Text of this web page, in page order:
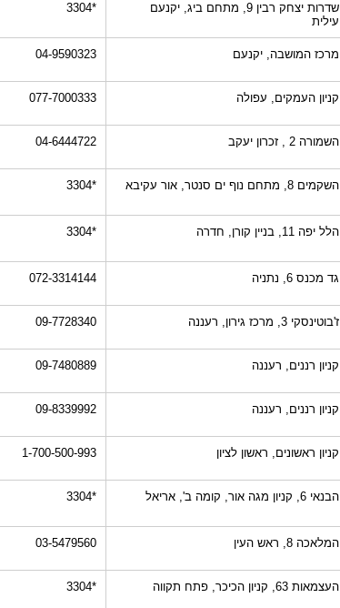
שדרות יצחק רבין 9, מתחם ביג, יקנעם
עילית
*3304
מרכז המושבה, יקנעם 04-9590323
קניון העמקים, עפולה 077-7000333
השמורה 2 , זכרון יעקב 04-6444722
השקמים 8, מתחם נוף ים סנטר, אור עקיבא *3304
הלל יפה 11, בניין קורן, חדרה *3304
גד מכנס 6, נתניה 072-3314144
ז'בוטינסקי 3, מרכז גירון, רעננה 09-7728340
קניון רננים, רעננה 09-7480889
קניון רננים, רעננה 09-8339992
קניון ראשונים, ראשון לציון 1-700-500-993
הבנאי 6, קניון מגה אור, קומה ב', אריאל *3304
המלאכה 8, ראש העין 03-5479560
העצמאות 63, קניון הכיכר, פתח תקווה *3304